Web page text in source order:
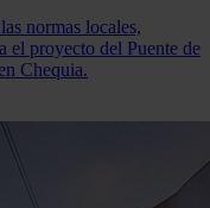
normas locales,
el proyecto del Puente de
Chequia.